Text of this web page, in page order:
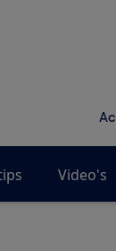
Video's